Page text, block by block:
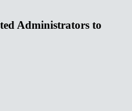
Administrators to